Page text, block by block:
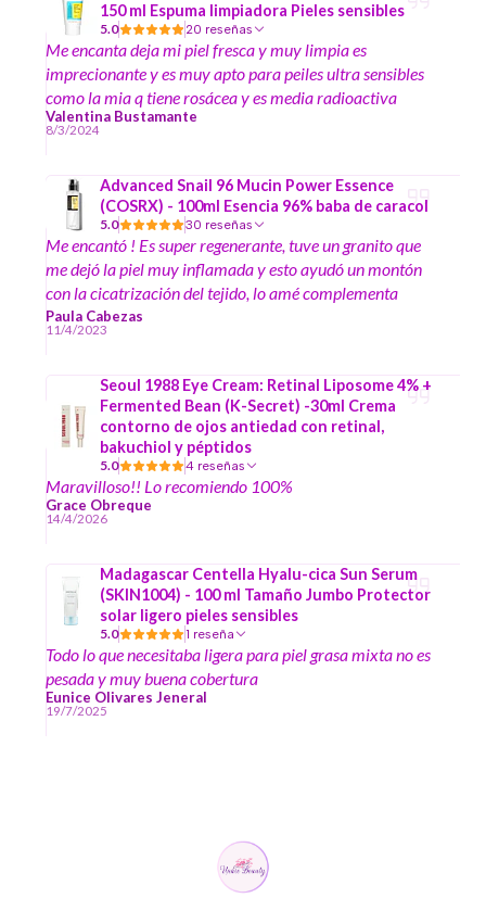
150 ml Espuma limpiadora Pieles sensibles
5.0 20 reseñas
Me encanta deja mi piel fresca y muy limpia es
imprecionante y es muy apto para peiles ultra sensibles
como la mia q tiene rosácea y es media radioactiva
Valentina Bustamante
8/3/2024
Advanced Snail 96 Mucin Power Essence
(COSRX) - 100ml Esencia 96% baba de caracol
5.0 30 reseñas
Me encantó ! Es super regenerante, tuve un granito que
me dejó la piel muy inflamada y esto ayudó un montón
con la cicatrización del tejido, lo amé complementa
exitosamente mi rutina, deja la piel suavecita y con
luminosidad saludable. Espero traigan más porque es
es una excelente opción para distintos tipos de piel y
necesidades.
Paula Cabezas
11/4/2023
Seoul 1988 Eye Cream: Retinal Liposome 4% +
Fermented Bean (K-Secret) -30ml Crema
contorno de ojos antiedad con retinal,
bakuchiol y péptidos
5.0 4 reseñas
Maravilloso!! Lo recomiendo 100%
Grace Obreque
14/4/2026
Madagascar Centella Hyalu-cica Sun Serum
(SKIN1004) - 100 ml Tamaño Jumbo Protector
solar ligero pieles sensibles
5.0 1 reseña
Todo lo que necesitaba ligera para piel grasa mixta no es
pesada y muy buena cobertura
Eunice Olivares Jeneral
19/7/2025